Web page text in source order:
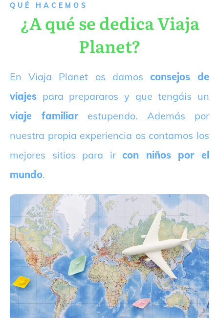
QUÉ HACEMOS
¿A qué se dedica Viaja
Planet?
En Viaja Planet os damos consejos de
viajes para prepararos y que tengáis un
viaje familiarestupendo. Además por
nuestra propia experiencia os contamos los
mejores sitios para ircon niños por el
mundo.